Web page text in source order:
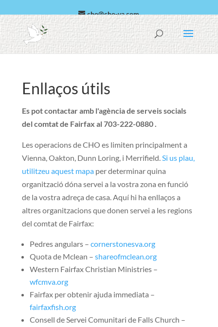
cho@cho-va.com
àrab
espanyol
Enllaços útils
Es pot contactar amb l'agència de serveis socials
del comtat de Fairfax al 703-222-0880 .
Les operacions de CHO es limiten principalment a
Vienna,Oakton, Dunn Loring, i Merrifield.Si us plau,
utilitzeu aquest mapaper determinar quina
organització dóna servei a la vostra zona en funció
de la vostra adreça de casa. Aquí hi ha enllaços a
altres organitzacions que donen servei a les regions
del comtat de Fairfax:
Pedres angulars – cornerstonesva.org
Quota de Mclean – shareofmclean.org
Western Fairfax Christian Ministries –
wfcmva.org
Fairfax per obtenir ajuda immediata –
fairfaxfish.org
Consell de Servei Comunitari de Falls Church –